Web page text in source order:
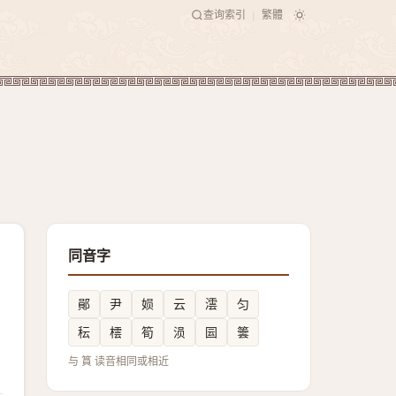
查询索引 繁體
同音字
鄖 尹 㛣 云 澐
匀
秐
橒 筍 涢 囩 䉙
与 篔 读音相同或相近